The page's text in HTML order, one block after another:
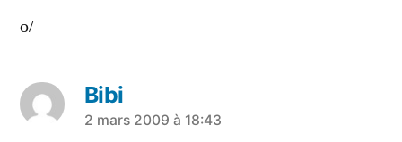
o/
Bibi
a
2 mars 2009 à 18:43